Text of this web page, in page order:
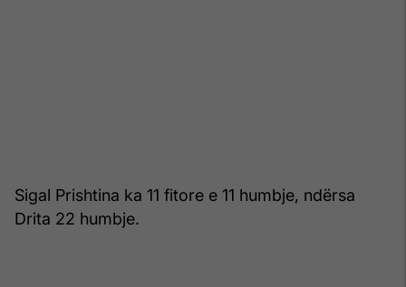
Sigal Prishtina ka 11 fitore e 11 humbje, ndërsa
Drita 22 humbje.